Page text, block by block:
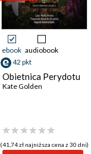
ebook audiobook
42 pkt
Obietnica Perydotu
Kate Golden
(41,74 zł najniższa cena z 30 dni)